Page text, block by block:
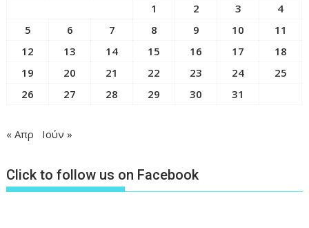
1
2 3
4
5
6 7 8 9 10
11
12
13 14 15 16 17
18
19
20 21 22 23 24
25
26
27 28 29 30 31
« Απρ Ιούν »
Click to follow us on Facebook